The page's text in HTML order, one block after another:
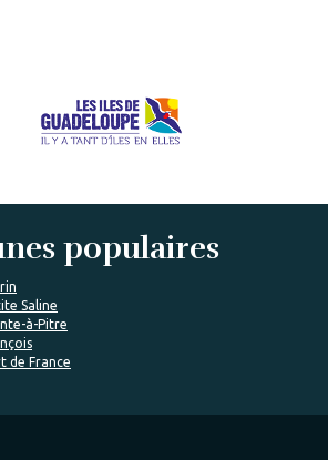
populaires
Saline
à-Pitre
de France